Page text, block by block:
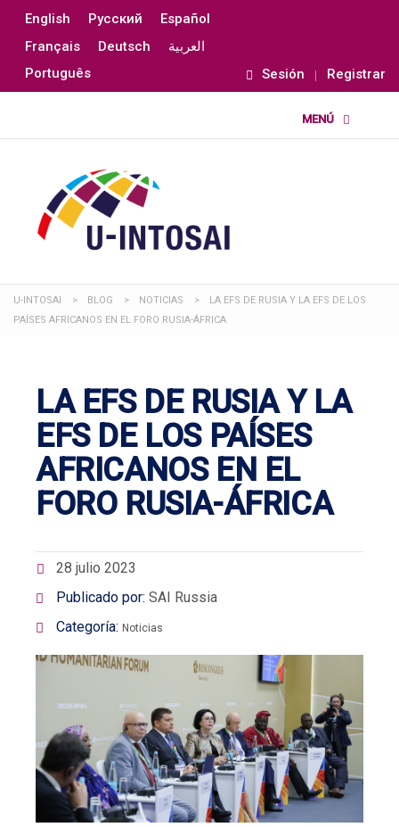
English Русский
Español
Français
Deutsch
العربية
Português
Sesión Registrar
U-INTOSAI > BLOG > NOTICIAS >
LA EFS DE RUSIA Y LA EFS DE LOS
PAÍSES AFRICANOS EN EL FORO RUSIA-ÁFRICA
LA EFS DE RUSIA Y LA
EFS DE LOS PAÍSES
AFRICANOS EN EL
FORO RUSIA-ÁFRICA
28 julio 2023
Publicado por: SAI Russia
Categoría: Noticias